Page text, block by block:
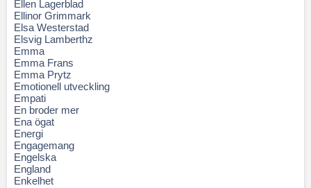
Ellen Lagerblad
Ellinor Grimmark
Elsa Westerstad
Elsvig Lamberthz
Emma
Emma Frans
Emma Prytz
Emotionell utveckling
Empati
En broder mer
Ena ögat
Energi
Engagemang
Engelska
England
Enkelhet